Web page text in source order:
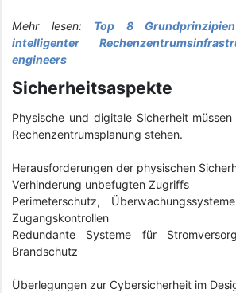
Mehr lesen: Top 8
intelligenter
engineers
Sicherheitsaspekte
Physische und digitale Sicherheit
Rechenzentrumsplanung stehen.
Herausforderungen der physischen
Verhinderung unbefugten Zugriffs
Perimeterschutz,
Zugangskontrollen
Redundante Systeme für
Brandschutz
Überlegungen zur Cybersicherheit im